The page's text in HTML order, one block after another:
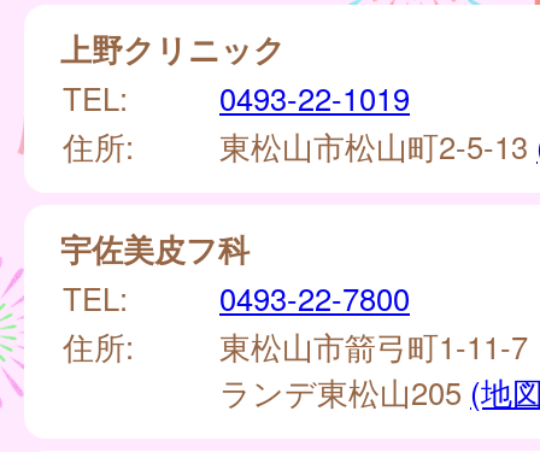
上野クリニック
TEL:
0493-22-1019
住所:
東松山市松山町2-5-13
宇佐美皮フ科
TEL:
0493-22-7800
住所:
東松山市箭弓町1-
ランデ東松山205 (地